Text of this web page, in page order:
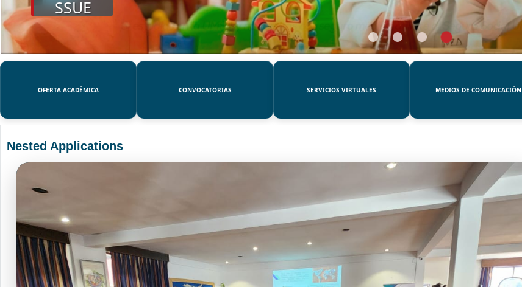
SSUE
OFERTA ACADÉMICA CONVOCATORIAS SERVICIOS VIRTUALES MEDIOS DE COMUNICACIÓN
Nested Applications